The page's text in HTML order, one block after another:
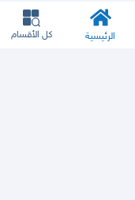
الرئيسية كل الأقسام